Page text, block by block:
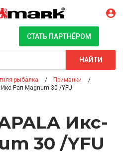
СТАТЬ ПАРТНЁРОМ
НАЙТИ
рыбалка
Приманки
Икс-Рап Magnum 30 /YFU
Икс-
30 /YFU